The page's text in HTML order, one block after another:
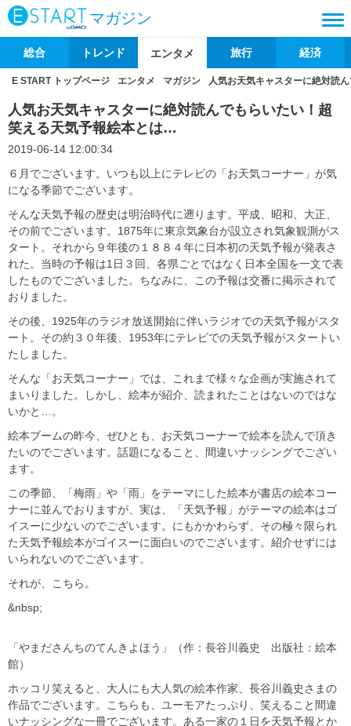
マガジン
総合 トレンド エンタメ 旅行 経済
E START トップページ エンタメ マガジン 人気お天気キャスターに絶対読
人気お天気キャスターに絶対読んでもらいたい！超
笑える天気予報絵本とは…
2019-06-14 12:00:34
６月でございます。いつも以上にテレビの「お天気コーナー」が気
になる季節でございます。
そんな天気予報の歴史は明治時代に遡ります。平成、昭和、大正、
その前でございます。1875年に東京気象台が設立され気象観測がス
タート。それから９年後の１８８４年に日本初の天気予報が発表さ
れた。当時の予報は1日３回、各県ごとではなく日本全国を一文で表
したものでございました。ちなみに、この予報は交番に掲示されて
おりました。
その後、1925年のラジオ放送開始に伴いラジオでの天気予報がスタ
ート。その約３０年後、1953年にテレビでの天気予報がスタートい
たしました。
そんな「お天気コーナー」では、これまで様々な企画が実施されて
まいりました。しかし、絵本が紹介、読まれたことはないのではな
いかと…。
絵本ブームの昨今、ぜひとも、お天気コーナーで絵本を読んで頂き
たいのでございます。話題になること、間違いナッシングでござい
ます。
この季節、「梅雨」や「雨」をテーマにした絵本が書店の絵本コー
ナーに並んでおりますが、実は、「天気予報」がテーマの絵本はゴ
イスーに少ないのでございます。にもかかわらず、その極々限られ
た天気予報絵本がゴイスーに面白いのでございます。紹介せずには
いられないのでございます。
それが、こちら。
&nbsp;
「やまださんちのてんきよほう」（作：長谷川義史 出版社：絵本
館）
ホッコリ笑えると、大人にも大人気の絵本作家、長谷川義史さまの
作品でございます。こちらも、ユーモアたっぷり、笑えること間違
いナッシングな一冊でございます。ある一家の１日を天気予報とか